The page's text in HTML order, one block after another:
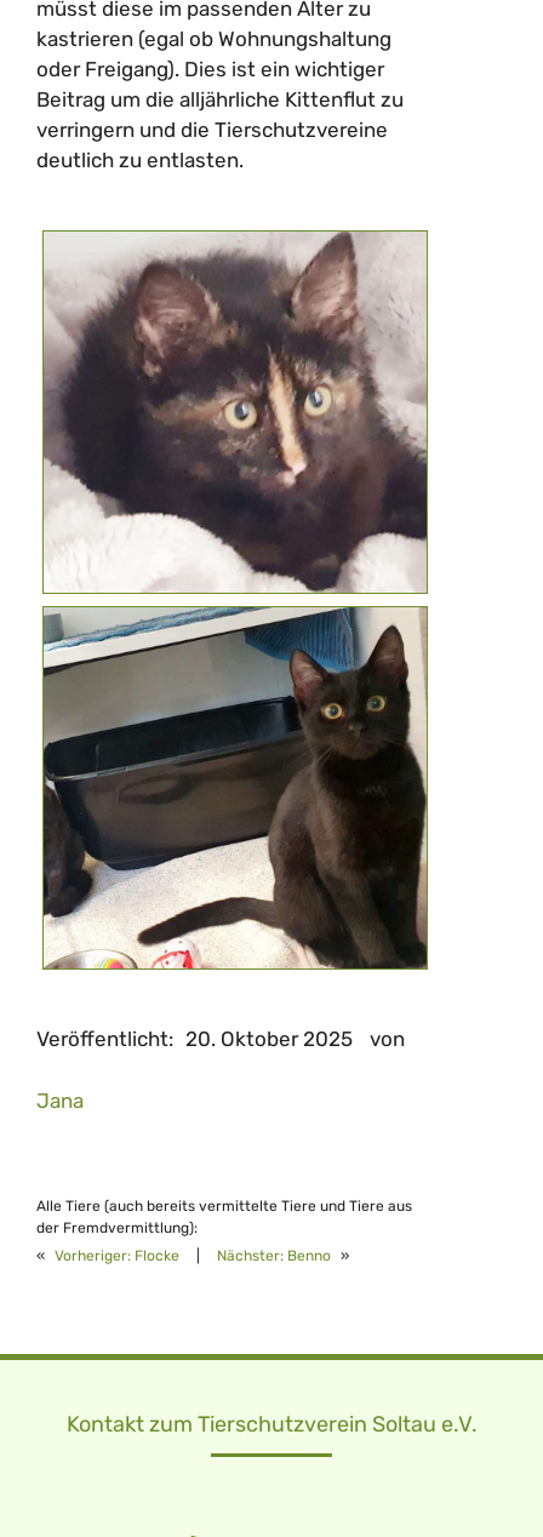
müsst diese im passenden Alter zu
kastrieren (egal ob Wohnungshaltung
oder Freigang). Dies ist ein wichtiger
Beitrag um die alljährliche Kittenflut zu
verringern und die Tierschutzvereine
deutlich zu entlasten.
Veröffentlicht: 20. Oktober 2025 von
Jana
Alle Tiere (auch bereits vermittelte Tiere und Tiere aus
der Fremdvermittlung):
« Vorheriger: Flocke Nächster: Benno »
Kontakt zum Tierschutzverein Soltau e.V.